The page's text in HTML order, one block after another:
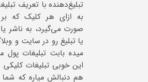
تبلیغ‌دهنده با تعریف
به ازای هر کلیک که
صورت می‌گیرد، به ناشر
یا تبلیغ رو در سایت و
میده بابت تبلیغات
این خوبی تبلیغات
هم دنبالش میاره که